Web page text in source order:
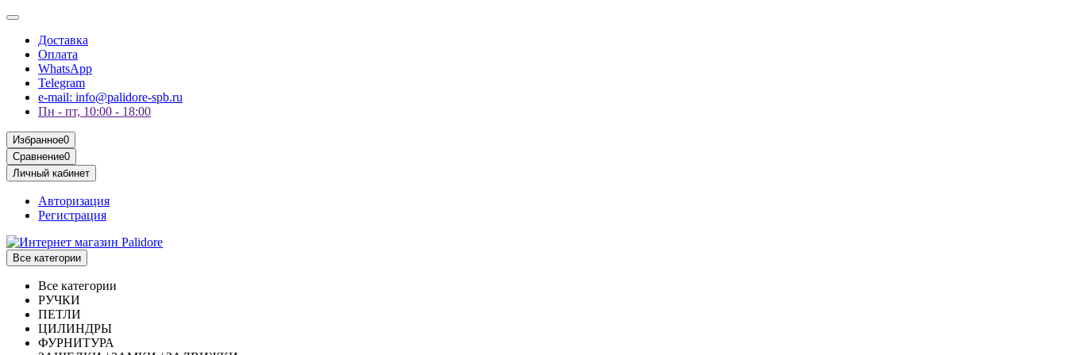
Доставка
Оплата
WhatsApp
Telegram
e-mail: info@palidore-spb.ru
Пн - пт, 10:00 - 18:00
Избранное0
Сравнение0
Личный кабинет
Авторизация
Регистрация
Все категории
Все категории
РУЧКИ
ПЕТЛИ
ЦИЛИНДРЫ
ФУРНИТУРА